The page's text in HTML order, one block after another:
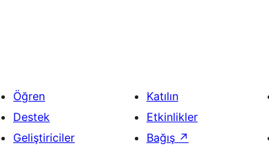
Öğren
Destek
Geliştiriciler
Katılın
Etkinlikler
Bağış ↗